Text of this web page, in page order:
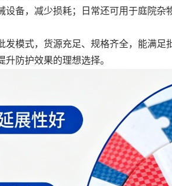
设备，减少损耗；日常还可用于庭院杂
发模式，货源充足、规格齐全，能满
升防护效果的理想选择。